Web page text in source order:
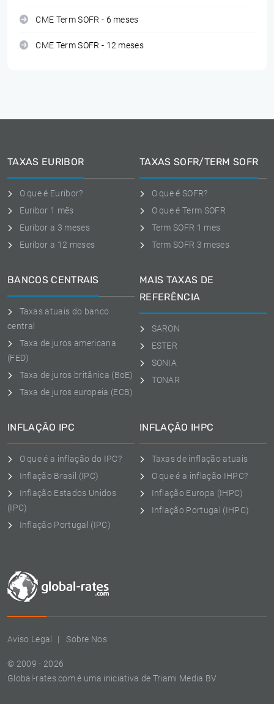
CME Term SOFR - 6 meses
CME Term SOFR - 12 meses
Aviso Legal Sobre Nos
© 2009 - 2026
Global-rates.com é uma iniciativa de Triami Media BV
TAXAS EURIBOR
O que é Euribor?
Euribor 1 mês
Euribor a 3 meses
Euribor a 12 meses
TAXAS SOFR/TERM SOFR
O que é SOFR?
O que é Term SOFR
Term SOFR 1 mes
Term SOFR 3 meses
BANCOS CENTRAIS
Taxas atuais do banco
central
Taxa de juros americana
(FED)
Taxa de juros britânica (BoE)
Taxa de juros europeia (ECB)
MAIS TAXAS DE
REFERÊNCIA
SARON
ESTER
SONIA
TONAR
INFLAÇÃO IPC
O que é a inflação do IPC?
Inflação Brasil (IPC)
Inflação Estados Unidos
(IPC)
Inflação Portugal (IPC)
INFLAÇÃO IHPC
Taxas de inflação atuais
O que é a inflação IHPC?
Inflação Europa (IHPC)
Inflação Portugal (IHPC)